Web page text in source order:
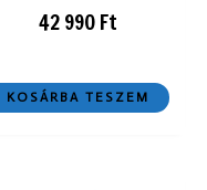
42 990Ft
KOSÁRBA TESZEM